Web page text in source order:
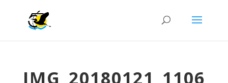
IMG_20180121_1106